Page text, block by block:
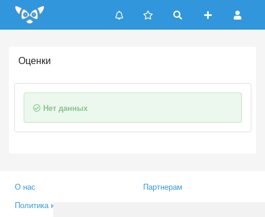
Update cookies preferences
Оценки
Нет данных
О нас
Политика конфиденциальности
Партнерам